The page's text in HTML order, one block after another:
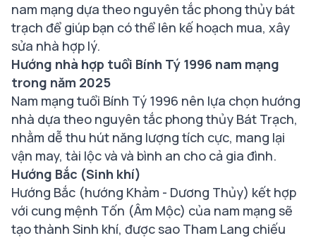
nam mạng dựa theo nguyên tắc phong thủy bát
trạch để giúp bạn có thể lên kế hoạch mua, xây
sửa nhà hợp lý.
Hướng nhà hợp tuổi Bính Tý 1996 nam mạng
trong năm 2025
Nam mạng tuổi Bính Tý 1996 nên lựa chọn hướng
nhà dựa theo nguyên tắc phong thủy Bát Trạch,
nhằm dễ thu hút năng lượng tích cực, mang lại
vận may, tài lộc và và bình an cho cả gia đình.
Hướng Bắc (Sinh khí)
Hướng Bắc (hướng Khảm - Dương Thủy) kết hợp
với cung mệnh Tốn (Âm Mộc) của nam mạng sẽ
tạo thành Sinh khí, được sao Tham Lang chiếu